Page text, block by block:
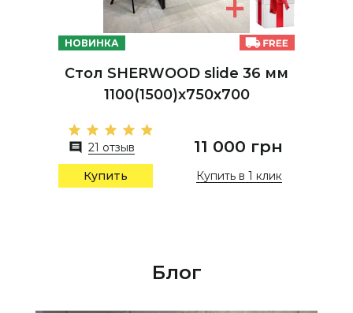
НОВИНКА
Стол SHERWOOD slide 36 мм
1100(1500)х750х700
21 отзыв 11 000 грн
Купить Купить в 1 клик
Блог